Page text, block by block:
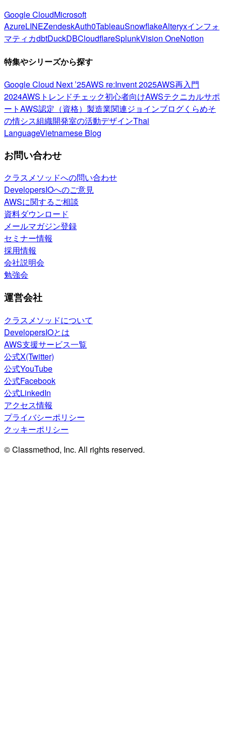
Google CloudMicrosoft
AzureLINEZendeskAuth0TableauSnowflakeAlteryxインフォ
マティカdbtDuckDBCloudflareSplunkVision OneNotion
特集やシリーズから探す
Google Cloud Next ’25AWS re:Invent 2025AWS再入門
2024AWSトレンドチェック初心者向けAWSテクニカルサポ
ートAWS認定（資格） 製造業関連ジョインブログくらめそ
の情シス組織開発室の活動デザインThai
LanguageVietnamese Blog
お問い合わせ
クラスメソッドへの問い合わせ
DevelopersIOへのご意見
AWSに関するご相談
資料ダウンロード
メールマガジン登録
セミナー情報
採用情報
会社説明会
勉強会
運営会社
クラスメソッドについて
DevelopersIOとは
AWS支援サービス一覧
公式X(Twitter)
公式YouTube
公式Facebook
公式LinkedIn
アクセス情報
プライバシーポリシー
クッキーポリシー
© Classmethod, Inc. All rights reserved.